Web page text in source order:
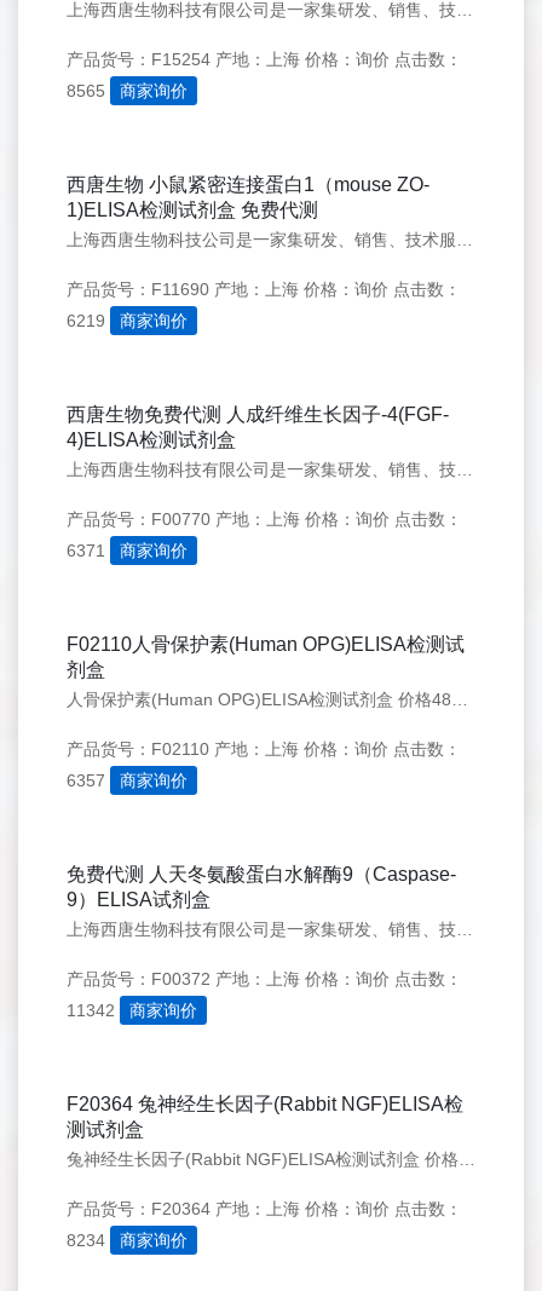
产品货号：F15254 产地：上海 价格：询价 点击数：
8565
商家询价
西唐生物 小鼠紧密连接蛋白1（mouse ZO-
1)ELISA检测试剂盒 免费代测
产品货号：F11690 产地：上海 价格：询价 点击数：
6219
商家询价
西唐生物免费代测 人成纤维生长因子-4(FGF-
4)ELISA检测试剂盒
产品货号：F00770 产地：上海 价格：询价 点击数：
6371
商家询价
F02110人骨保护素(Human OPG)ELISA检测试
剂盒
产品货号：F02110 产地：上海 价格：询价 点击数：
6357
商家询价
免费代测 人天冬氨酸蛋白水解酶9（Caspase-
9）ELISA试剂盒
产品货号：F00372 产地：上海 价格：询价 点击数：
11342
商家询价
F20364 兔神经生长因子(Rabbit NGF)ELISA检
测试剂盒
产品货号：F20364 产地：上海 价格：询价 点击数：
8234
商家询价